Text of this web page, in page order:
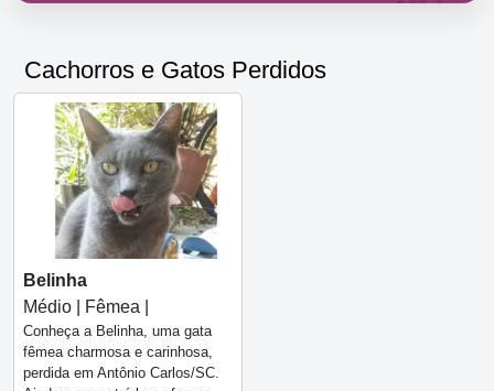
Cachorros e Gatos Perdidos
Belinha
Médio | Fêmea |
Conheça a Belinha, uma gata
fêmea charmosa e carinhosa,
perdida em Antônio Carlos/SC.